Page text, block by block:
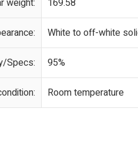
weight: 169.58
White to off-white
Specs: 95%
Room temperature